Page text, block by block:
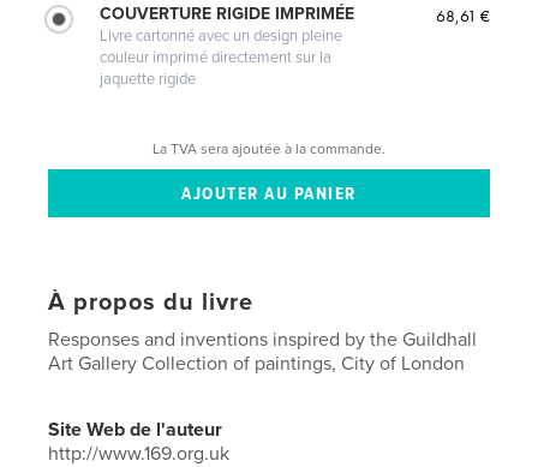
COUVERTURE RIGIDE IMPRIMÉE
Livre cartonné avec un design pleine
couleur imprimé directement sur la
jaquette rigide
68,61 €
La TVA sera ajoutée à la commande.
À propos du livre
Responses and inventions inspired by the Guildhall
Art Gallery Collection of paintings, City of London
Site Web de l'auteur
http://www.169.org.uk